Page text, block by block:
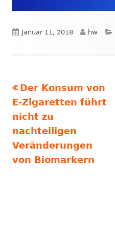
Veröffentlicht
Januar 11, 2018 Autor
hw
Beitrags-
Navigation
Vorheriger
Beitrag:
Der Konsum von
E-Zigaretten führt
nicht zu
nachteiligen
Veränderungen
von Biomarkern